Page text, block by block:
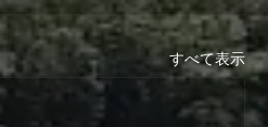
すべて表示